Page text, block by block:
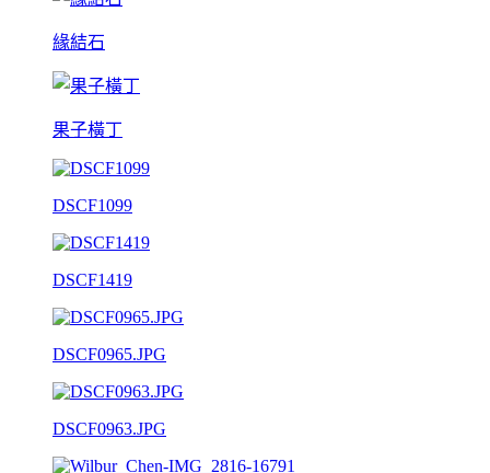
緣結石
果子橫丁
DSCF1099
DSCF1419
DSCF0965.JPG
DSCF0963.JPG